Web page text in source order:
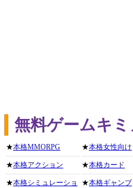
無料ゲームキ
★本格MMORPG
★本格アクション
★本格シミュレーショ
★本格女性向け
★本格カード
★本格ギャンブ